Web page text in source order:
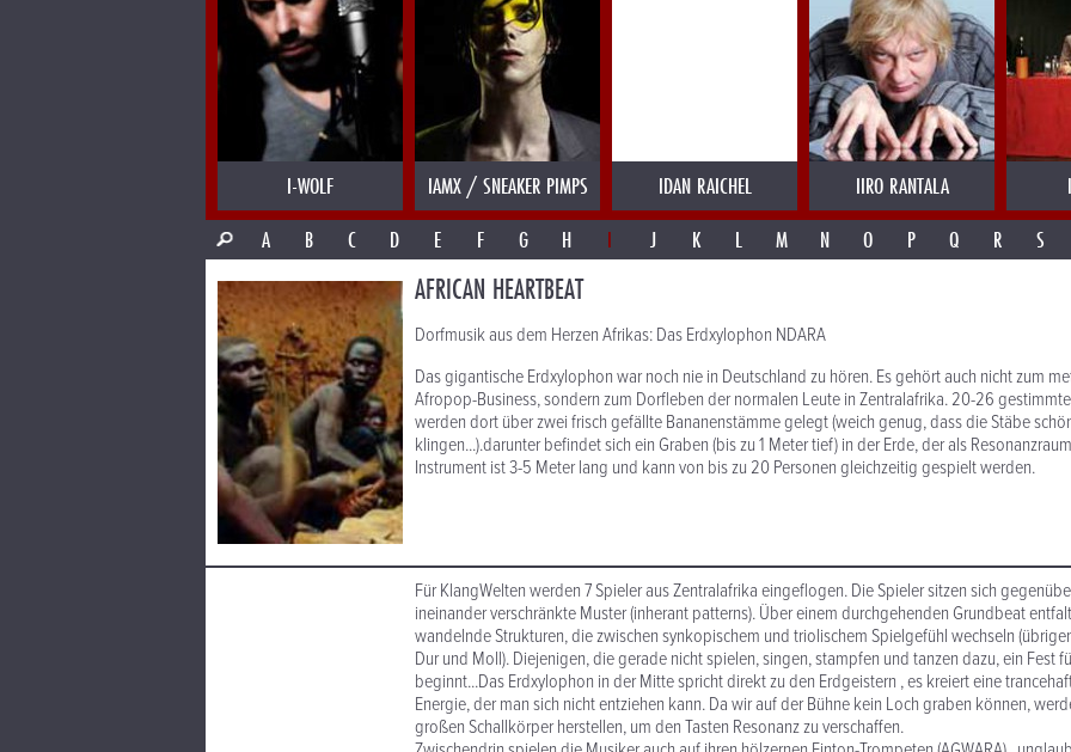
I-WOLF IAMX / SNEAKER PIMPS IDAN RAICHEL IIRO RANTALA
A
B C D E F G H I J K L M N O P Q R S
AFRICAN HEARTBEAT
Dorfmusik aus dem Herzen Afrikas: Das Erdxylophon NDARA
Das gigantische Erdxylophon war noch nie in Deutschland zu hören. Es gehört auch nicht zum
Afropop-Business, sondern zum Dorfleben der normalen Leute in Zentralafrika. 20-26
werden dort über zwei frisch gefällte Bananenstämme gelegt (weich genug, dass die Stäbe
klingen...).darunter befindet sich ein Graben (bis zu 1 Meter tief) in der Erde, der als
Instrument ist 3-5 Meter lang und kann von bis zu 20 Personen gleichzeitig gespielt werden.
Für KlangWelten werden 7 Spieler aus Zentralafrika eingeflogen. Die Spieler sitzen sich
ineinander verschränkte Muster (inherant patterns). Über einem durchgehenden Grundbeat
wandelnde Strukturen, die zwischen synkopischem und triolischem Spielgefühl wechseln
Dur und Moll). Diejenigen, die gerade nicht spielen, singen, stampfen und tanzen dazu, ein Fest
beginnt...Das Erdxylophon in der Mitte spricht direkt zu den Erdgeistern , es kreiert eine
Energie, der man sich nicht entziehen kann. Da wir auf der Bühne kein Loch graben können,
großen Schallkörper herstellen, um den Tasten Resonanz zu verschaffen.